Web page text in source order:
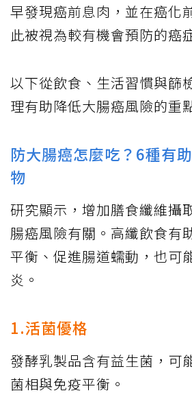
早發現癌前息肉，並在癌化
此被視為較有機會預防的癌
以下從飲食、生活習慣與篩
理有助降低大腸癌風險的重
防大腸癌怎麼吃？6種有
物
研究顯示，增加膳食纖維攝
腸癌風險有關。高纖飲食有
平衡、促進腸道蠕動，也可
炎。
1.活菌優格
發酵乳製品含有益生菌，可
菌相與免疫平衡。